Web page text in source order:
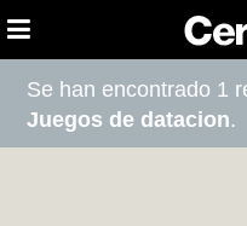
Se han encontrado 1
Juegos de datacion.